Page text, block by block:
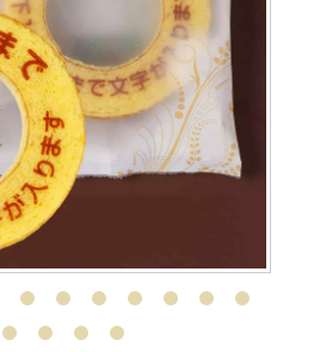
品だと感激してもらえました。
際に名入れカステラを注文したの
しいと喜んでもらえたので
いたく注文させていただきまし
も思い出に残る品だと感激してもら
綺麗で見栄えも良かったです。